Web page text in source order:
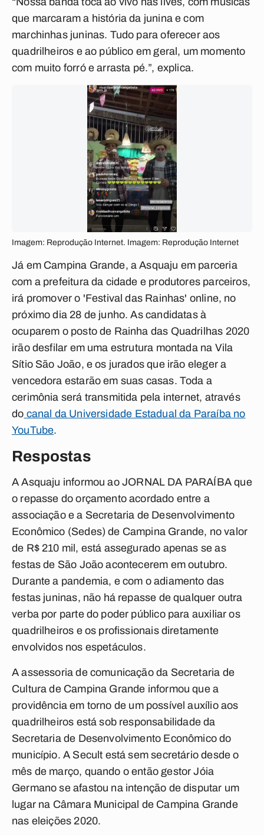
que marcaram a história da junina e com
marchinhas juninas. Tudo para oferecer aos
quadrilheiros e ao público em geral, um momento
com muito forró e arrasta pé.”, explica.
Imagem: Reprodução Internet. Imagem: Reprodução Internet
Já em Campina Grande, a Asquaju em parceria
com a prefeitura da cidade e produtores parceiros,
irá promover o 'Festival das Rainhas' online, no
próximo dia 28 de junho. As candidatas à
ocuparem o posto de Rainha das Quadrilhas 2020
irão desfilar em uma estrutura montada na Vila
Sítio São João, e os jurados que irão eleger a
vencedora estarão em suas casas. Toda a
cerimônia será transmitida pela internet, através
do canal da Universidade Estadual da Paraíba no
YouTube.
Respostas
A Asquaju informou ao JORNAL DA PARAÍBA que
o repasse do orçamento acordado entre a
associação e a Secretaria de Desenvolvimento
Econômico (Sedes) de Campina Grande, no valor
de R$ 210 mil, está assegurado apenas se as
festas de São João acontecerem em outubro.
Durante a pandemia, e com o adiamento das
festas juninas, não há repasse de qualquer outra
verba por parte do poder público para auxiliar os
quadrilheiros e os profissionais diretamente
envolvidos nos espetáculos.
A assessoria de comunicação da Secretaria de
Cultura de Campina Grande informou que a
providênciaem torno de um possível auxílio aos
quadrilheiros está sob responsabilidade da
Secretaria de Desenvolvimento Econômico do
município. A Secult está sem secretário desde o
mês de março, quando o então gestor Jóia
Germano se afastou na intenção de disputar um
lugar na Câmara Municipal de Campina Grande
nas eleições 2020.